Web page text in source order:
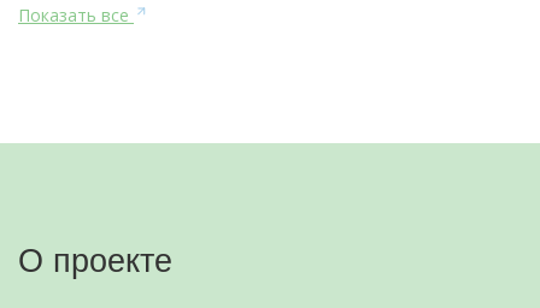
Показать все
О проекте